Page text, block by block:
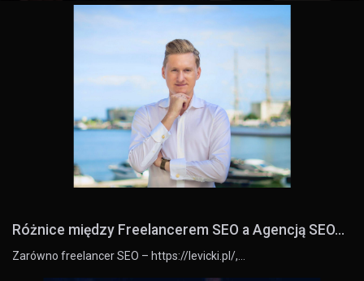
Różnice między Freelancerem SEO a Agencją SEO...
Zarówno freelancer SEO – https://levicki.pl/,…